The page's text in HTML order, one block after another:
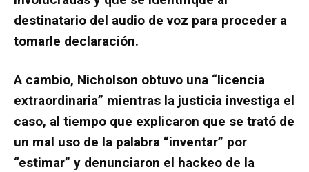
destinatario del audio de voz para proceder a
tomarle declaración.
A cambio, Nicholson obtuvo una “licencia
extraordinaria” mientras la justicia investiga el
caso, al tiempo que explicaron que se trató de
un mal uso de la palabra “inventar” por
“estimar” y denunciaron el hackeo de la